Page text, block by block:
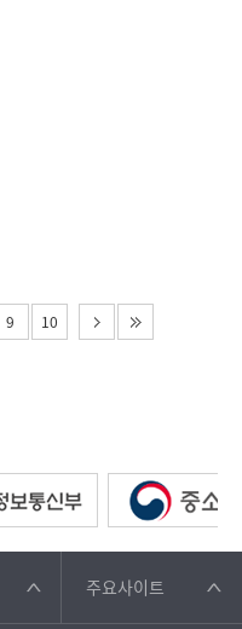
9 10
주요사이트